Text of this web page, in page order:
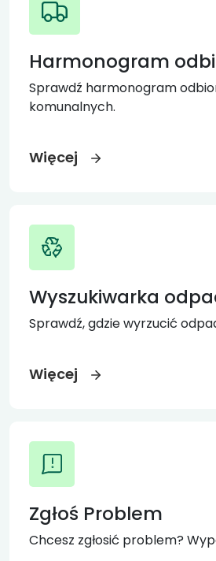
Harmonogram
Sprawdź harmonogram
komunalnych.
Więcej
Wyszukiwarka
Sprawdź, gdzie wyrzucić
Więcej
Zgłoś Problem
Chcesz zgłosić problem?